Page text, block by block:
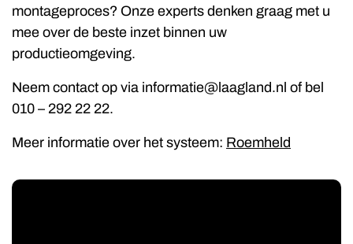
montageproces? Onze experts denken graag met u
mee over de beste inzet binnen uw
productieomgeving.
Neem contact op via informatie@laagland.nl of bel
010 – 292 22 22.
Meer informatie over het systeem: Roemheld